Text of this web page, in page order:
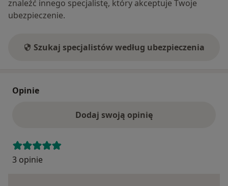
znaleźć innego specjalistę, który akceptuje Twoje
ubezpieczenie.
Szukaj specjalistów według ubezpieczenia
Opinie
Dodaj swoją opinię
3 opinie